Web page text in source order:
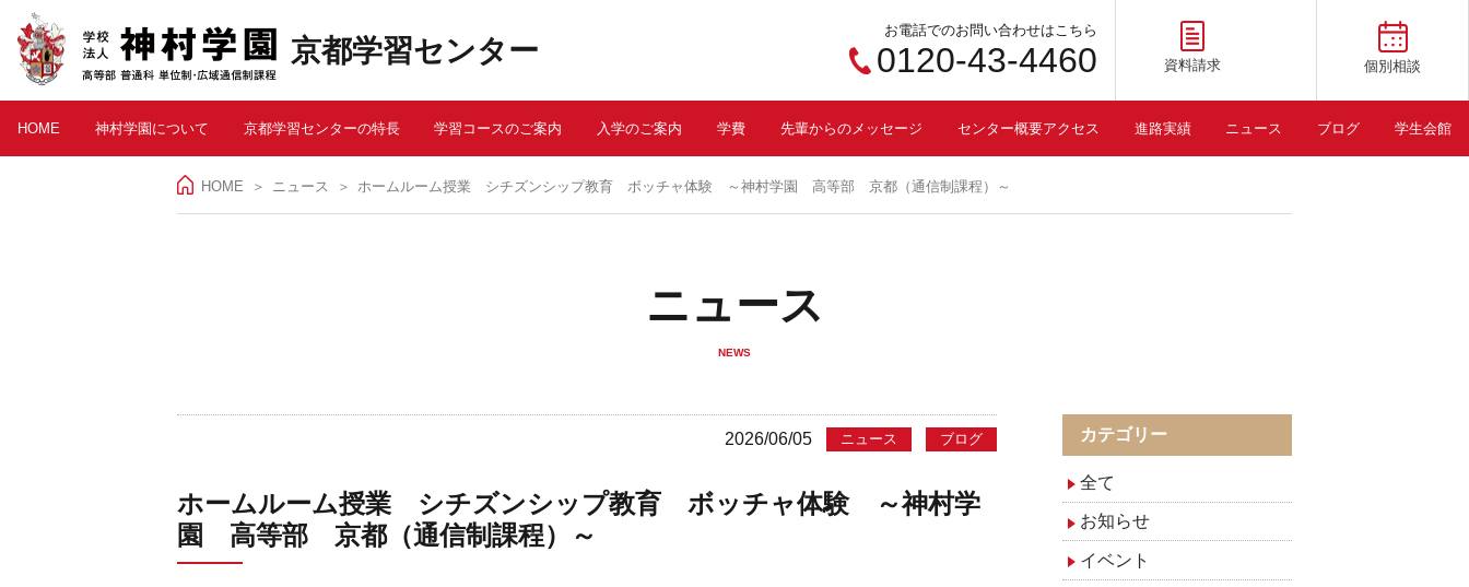
京都学習センター
お電話でのお問い合わせはこちら
0120-43-4460 資料請求 個別相談
HOME 神村学園について 京都学習センターの特長 学習コースのご案内 入学のご案内 学費 先輩からのメッセージ センター概要アクセス 進路実績 ニュース ブログ 学生会館
HOME ＞ ニュース ホームルーム授業 シチズンシップ教育 ボッチャ体験 ～神村学園 高等部 京都（通信制課程）～
ニュース
NEWS
2026/06/05 ニュース ブログ
ホームルーム授業 シチズンシップ教育 ボッチャ体験 ～神村学
園 高等部 京都（通信制課程）～
カテゴリー
全て
お知らせ
イベント